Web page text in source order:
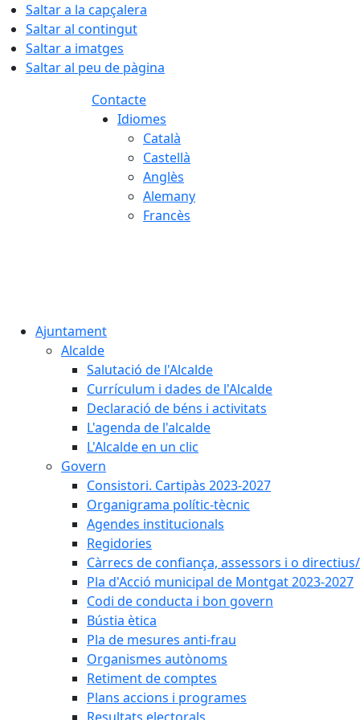
Saltar a la capçalera
Saltar al contingut
Saltar a imatges
Saltar al peu de pàgina
Contacte
Idiomes
Català
Castellà
Anglès
Alemany
Francès
Ajuntament
Alcalde
Salutació de l'Alcalde
Currículum i dades de l'Alcalde
Declaració de béns i activitats
L'agenda de l'alcalde
L'Alcalde en un clic
Govern
Consistori. Cartipàs 2023-2027
Organigrama polític-tècnic
Agendes institucionals
Regidories
Càrrecs de confiança, assessors i o
Pla d'Acció municipal de Montgat 2023-2027
Codi de conducta i bon govern
Bústia ètica
Pla de mesures anti-frau
Organismes autònoms
Retiment de comptes
Plans accions i programes